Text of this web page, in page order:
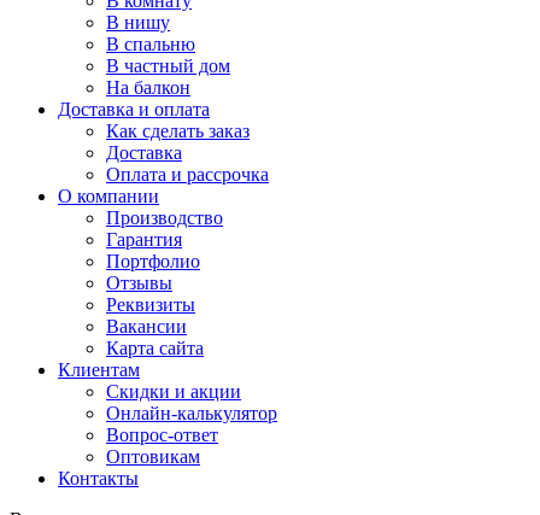
В нишу
В спальню
В частный дом
На балкон
Доставка и оплата
Как сделать заказ
Доставка
Оплата и рассрочка
О компании
Производство
Гарантия
Портфолио
Отзывы
Реквизиты
Вакансии
Карта сайта
Клиентам
Скидки и акции
Онлайн-калькулятор
Вопрос-ответ
Оптовикам
Контакты